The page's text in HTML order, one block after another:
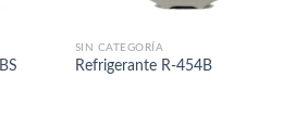
SIN CATEGORÍA
Refrigerante R-454B